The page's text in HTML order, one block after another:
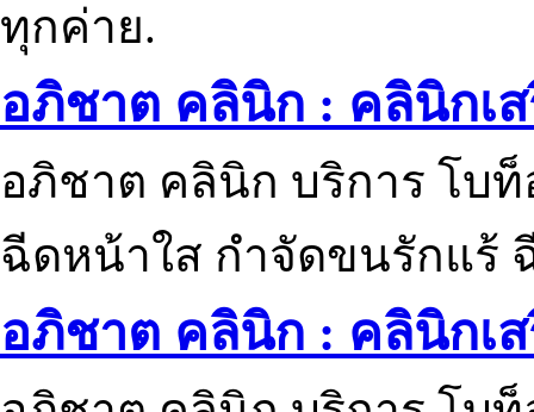
ทุกค่าย.
อภิชาต คลินิก : คลินิกเ
อภิชาต คลินิก บริการ โบ
ฉีดหน้าใส กำจัดขนรักแร้
อภิชาต คลินิก : คลินิกเ